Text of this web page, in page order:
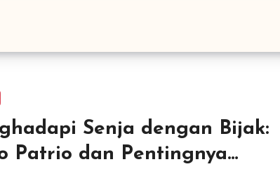
Senja dengan Bijak:
Patrio dan Pentingnya